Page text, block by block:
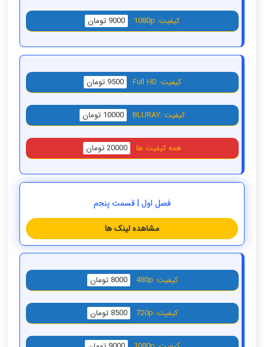
کیفیت: 1080p 9000 تومان
کیفیت: Full HD 9500 تومان
کیفیت :BLURAY 10000 تومان
همه کیفیت ها 20000 تومان
فصل اول | قسمت پنجم
مشاهده لینک ها
کیفیت: 480p 8000 تومان
کیفیت: 720p 8500 تومان